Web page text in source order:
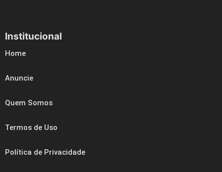
Institucional
Home
Anuncie
Quem Somos
Termos de Uso
Política de Privacidade